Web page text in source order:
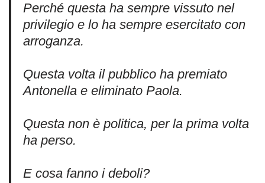
Perché questa ha sempre vissuto nel
privilegio e lo ha sempre esercitato con
arroganza.
Questa volta il pubblico ha premiato
Antonella e eliminato Paola.
Questa non è politica, per la prima volta
ha perso.
E cosa fanno i deboli?